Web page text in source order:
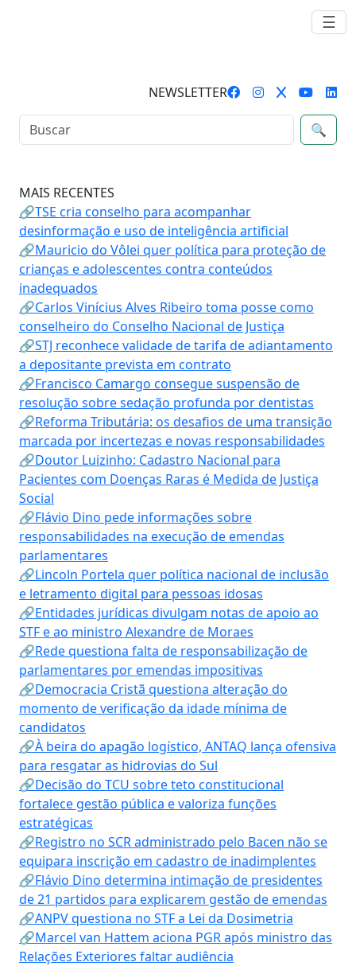
☰
NEWSLETTER
🔍
MAIS RECENTES
🔗TSE cria conselho para acompanhar
desinformação e uso de inteligência artificial
🔗Mauricio do Vôlei quer política para proteção de
crianças e adolescentes contra conteúdos
inadequados
🔗Carlos Vinícius Alves Ribeiro toma posse como
conselheiro do Conselho Nacional de Justiça
🔗STJ reconhece validade de tarifa de adiantamento
a depositante prevista em contrato
🔗Francisco Camargo consegue suspensão de
resolução sobre sedação profunda por dentistas
🔗Reforma Tributária: os desafios de uma transição
marcada por incertezas e novas responsabilidades
🔗Doutor Luizinho: Cadastro Nacional para
Pacientes com Doenças Raras é Medida de Justiça
Social
🔗Flávio Dino pede informações sobre
responsabilidades na execução de emendas
parlamentares
🔗Lincoln Portela quer política nacional de inclusão
e letramento digital para pessoas idosas
🔗Entidades jurídicas divulgam notas de apoio ao
STF e ao ministro Alexandre de Moraes
🔗Rede questiona falta de responsabilização de
parlamentares por emendas impositivas
🔗Democracia Cristã questiona alteração do
momento de verificação da idade mínima de
candidatos
🔗À beira do apagão logístico, ANTAQ lança ofensiva
para resgatar as hidrovias do Sul
🔗Decisão do TCU sobre teto constitucional
fortalece gestão pública e valoriza funções
estratégicas
🔗Registro no SCR administrado pelo Bacen não se
equipara inscrição em cadastro de inadimplentes
🔗Flávio Dino determina intimação de presidentes
de 21 partidos para explicarem gestão de emendas
🔗ANPV questiona no STF a Lei da Dosimetria
🔗Marcel van Hattem aciona PGR após ministro das
Relações Exteriores faltar audiência